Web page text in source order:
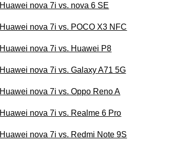
Huawei nova 7i vs. nova 6 SE
Huawei nova 7i vs. POCO X3 NFC
Huawei nova 7i vs. Huawei P8
Huawei nova 7i vs. Galaxy A71 5G
Huawei nova 7i vs. Oppo Reno A
Huawei nova 7i vs. Realme 6 Pro
Huawei nova 7i vs. Redmi Note 9S